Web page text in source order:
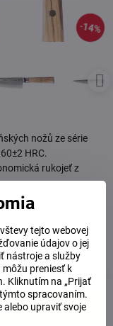
14%
nožů ze série
HRC.
rukojeť z
tejto webovej
údajov o jej
nástroje a služby
preniesť k
Kliknutím na „Prijať
spracovaním.
alebo upraviť svoje